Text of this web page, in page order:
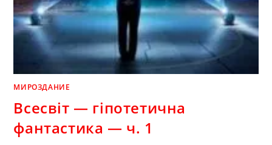
МИРОЗДАНИЕ
Всесвіт — гіпотетична
фантастика — ч. 1